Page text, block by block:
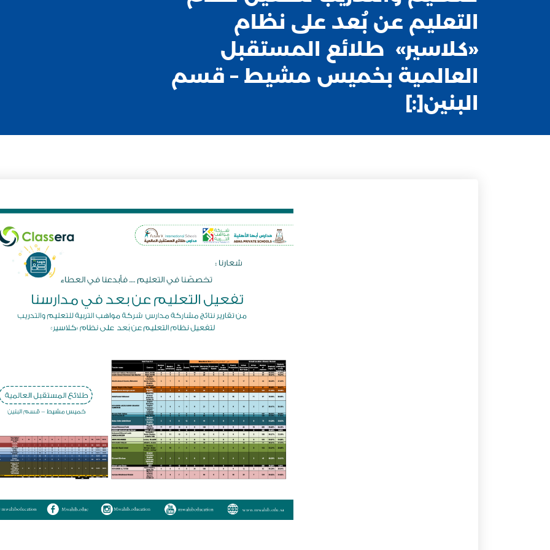
التعليم عن بُعد على نظام
«كلاسير» طلائع المستقبل
العالمية بخميس مشيط – قسم
البنين[:]